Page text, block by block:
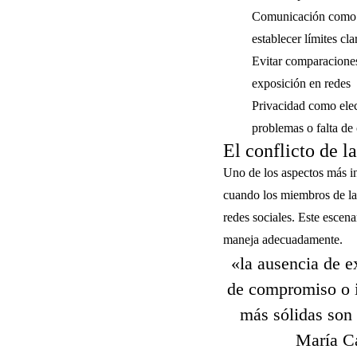
Comunicación como
establecer límites
Evitar
exposición en redes
Privacidad como
problemas o falta
El conflicto de
Uno de los aspectos más
cuando los miembros de
redes sociales. Este
maneja adecuadamente.
«la ausencia de
de compromiso o
más sólidas
María